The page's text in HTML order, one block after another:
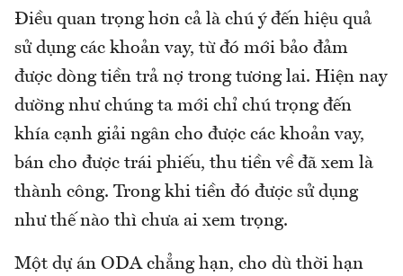
Điều quan trọng hơn cả là chú ý đến hiệu quả
sử dụng các khoản vay, từ đó mới bảo đảm
được dòng tiền trả nợ trong tương lai. Hiện nay
dường như chúng ta mới chỉ chú trọng đến
khía cạnh giải ngân cho được các khoản vay,
bán cho được trái phiếu, thu tiền về đã xem là
thành công. Trong khi tiền đó được sử dụng
như thế nào thì chưa ai xem trọng.
Một dự án ODA chẳng hạn, cho dù thời hạn